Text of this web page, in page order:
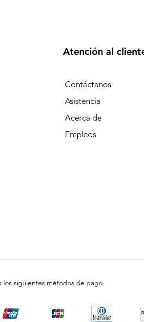
Atención al
Contáctanos
Asistencia
Acerca de
Empleos
los siguientes métodos de pago